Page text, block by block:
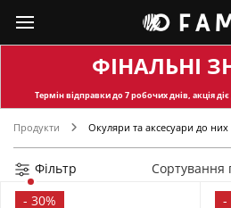
ФІНАЛЬНІ
Термін відправкидо 7 робочих днів, акція
Продукти Окуляри та аксесуари до них
Фільтр
Сортування
- 30% -